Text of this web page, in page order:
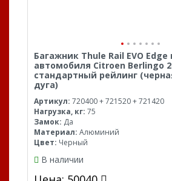
Багажник Thule Rail EVO
автомобиля Citroen Berlingo
стандартный рейлинг
дуга)
Артикул: 720400 + 721520 + 721420
Нагрузка, кг: 75
Замок: Да
Материал: Алюминий
Цвет: Черный
В наличии